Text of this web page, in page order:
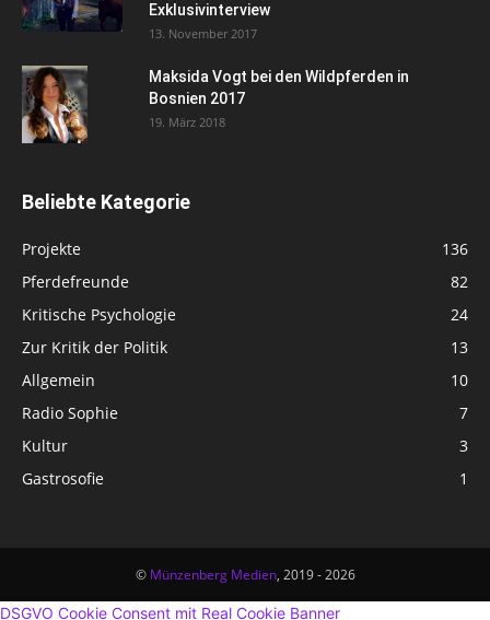
Exklusivinterview
13. November 2017
Maksida Vogt bei den Wildpferden in
Bosnien 2017
19. März 2018
Beliebte Kategorie
Projekte
136
Pferdefreunde
82
Kritische Psychologie
24
Zur Kritik der Politik
13
Allgemein
10
Radio Sophie
7
Kultur
3
Gastrosofie
1
© Münzenberg Medien, 2019 - 2026
DSGVO Cookie Consent mit Real Cookie Banner